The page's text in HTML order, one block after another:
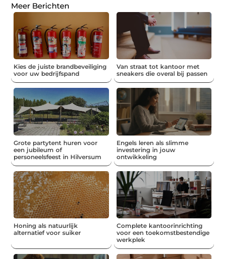
Meer Berichten
Kies de juiste brandbeveiliging
voor uw bedrijfspand
Van straat tot kantoor met
sneakers die overal bij passen
Grote partytent huren voor
een jubileum of
personeelsfeest in Hilversum
Engels leren als slimme
investering in jouw
ontwikkeling
Honing als natuurlijk
alternatief voor suiker
Complete kantoorinrichting
voor een toekomstbestendige
werkplek